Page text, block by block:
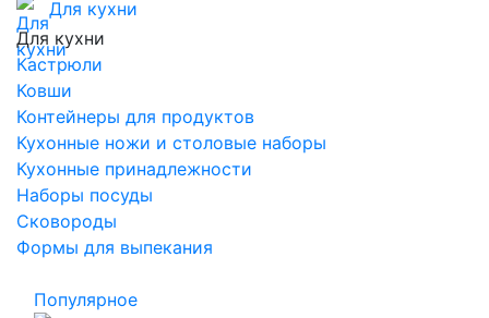
Для кухни
Для кухни
Кастрюли
Ковши
Контейнеры для продуктов
Кухонные ножи и столовые наборы
Кухонные принадлежности
Наборы посуды
Сковороды
Формы для выпекания
Популярное